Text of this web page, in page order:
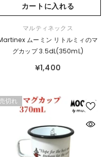
カートに入れる
マルティネックス
ムーミン リトルミィのマ
グカップ 3.5dL(350mL)
¥1,400
切れ